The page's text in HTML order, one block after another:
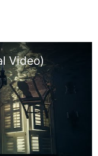
Video)